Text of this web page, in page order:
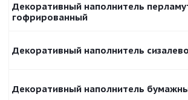
Декоративный наполнитель
гофрированный
Декоративный наполнитель
Декоративный наполнитель